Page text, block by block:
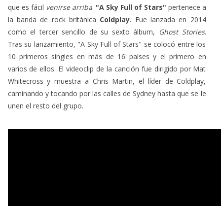
que es fácil venirse arriba. "A Sky Full of Stars" pertenece a
la banda de rock británica Coldplay. Fue lanzada en 2014
como el tercer sencillo de su sexto álbum, Ghost Stories.
Tras su lanzamiento, "A Sky Full of Stars" se colocó entre los
10 primeros singles en más de 16 países y el primero en
varios de ellos. El videoclip de la canción fue dirigido por Mat
Whitecross y muestra a Chris Martin, el líder de Coldplay,
caminando y tocando por las calles de Sydney hasta que se le
unen el resto del grupo.